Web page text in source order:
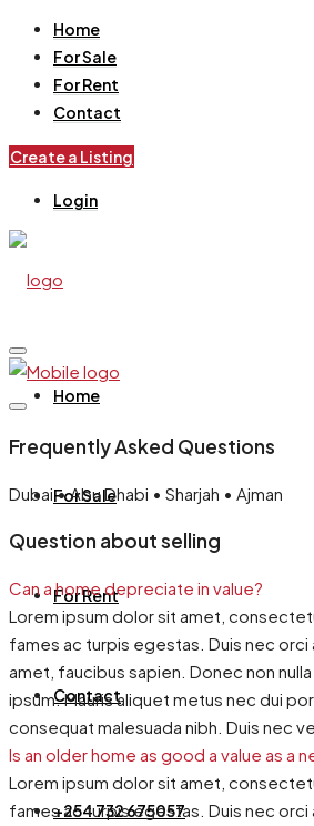
Home
For Sale
For Rent
Contact
Create a Listing
Login
Home
For Sale
For Rent
Contact
+254 732 675057
Frequently Asked Questions
Dubai • Abu Dhabi • Sharjah • Ajman
Question about selling
Can a home depreciate in value?
Lorem ipsum dolor sit amet,
fames ac turpis egestas. Duis nec
amet, faucibus sapien. Donec non
ipsum. Mauris aliquet metus nec dui
consequat malesuada nibh. Duis nec
Is an older home as good a value as a
Lorem ipsum dolor sit amet,
fames ac turpis egestas. Duis nec